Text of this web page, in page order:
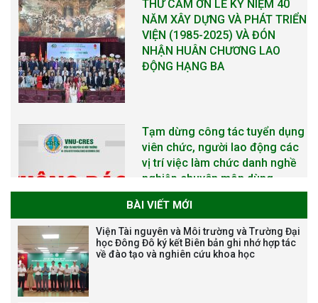
THƯ CẢM ƠN LỄ KỶ NIỆM 40
NĂM XÂY DỰNG VÀ PHÁT TRIỂN
VIỆN (1985-2025) VÀ ĐÓN
NHẬN HUÂN CHƯƠNG LAO
ĐỘNG HẠNG BA
Tạm dừng công tác tuyển dụng
viên chức, người lao động các
vị trí việc làm chức danh nghề
nghiệp chuyên môn dùng
chung trong ĐHQGHN
Bảo vệ luận án tiến sĩ của NCS
BÀI VIẾT MỚI
Viện Tài nguyên và Môi trường và Trường Đại
học Đông Đô ký kết Biên bản ghi nhớ hợp tác
về đào tạo và nghiên cứu khoa học